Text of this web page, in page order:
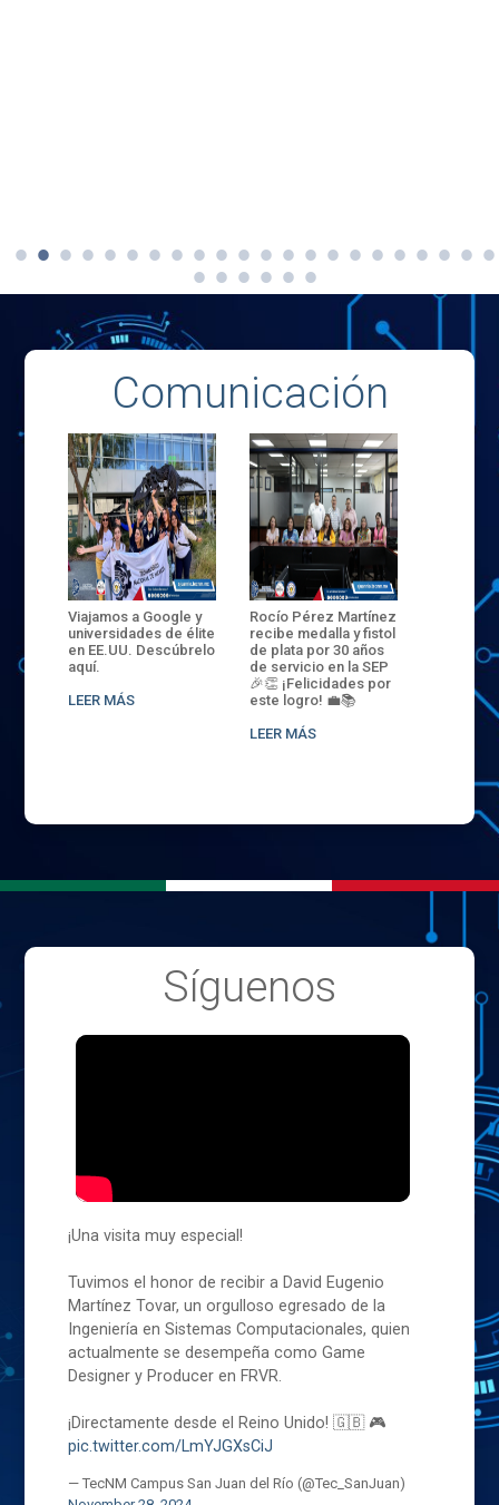
Comunicación
Viajamos a Google y
universidades de élite
en EE.UU. Descúbrelo
aquí.
LEER MÁS
Rocío Pérez Martínez
recibe medalla y fistol
de plata por 30 años
de servicio en la SEP
🎉👏 ¡Felicidades por
este logro! 💼📚
LEER MÁS
ENECB-
del
batalla.
32
sede
Síguenos
¡Una visita muy especial!
Tuvimos el honor de recibir a David Eugenio
Martínez Tovar, un orgulloso egresado de la
Ingeniería en Sistemas Computacionales, quien
actualmente se desempeña como Game
Designer y Producer en FRVR.
¡Directamente desde el Reino Unido! 🇬🇧 🎮
pic.twitter.com/LmYJGXsCiJ
— TecNM Campus San Juan del Río (@Tec_SanJuan)